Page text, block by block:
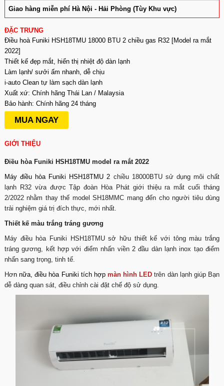
Giao hàng miễn phí Hà Nội - Hải Phòng (Tùy Khu vực)
ĐẶC TRƯNG
Điều hoà Funiki HSH18TMU 18000 BTU 2 chiều gas R32 [Model ra mắt
2022]
Thiết kế đẹp mắt, hiển thị nhiệt độ dàn lạnh
Làm lạnh/ sưởi ấm nhanh, dễ chịu
i-auto Clean tự làm sạch dàn lạnh
Xuất xứ: Chính hãng Thái Lan / Malaysia
Bảo hành: Chính hãng 24 tháng
MUA NGAY
GIỚI THIỆU
Điều hòa Funiki HSH18TMU model ra mắt 2022
Máyđiều hòa Funiki HSH18TMU 2 chiều 18000BTU sử dụng môi chất
lạnh R32 vừa được Tập đoàn Hòa Phát giới thiệu ra mắt cuối tháng
2/2022 nhằm thay thế model SH18MMC mang đến cho người tiêu dùng
trải nghiệm giá trị đích thực, mới nhất.
Thiết kế màu trắng tráng gương
Máy điều hòa Funiki HSH18TMU sở hữu thiết kế với tông màu trắng
tráng gương, kết hợp với điểm nhấn viền 2 đầu dàn lạnh inox tạo điểm
nhấn sang trọng, tinh tế.
Hơn nữa,điều hòa Funiki tích hợpmàn hình LED trên dàn lạnh giúp Bạn
dễ dàng quan sát, điều chỉnh cài đặt chế độ sử dụng.